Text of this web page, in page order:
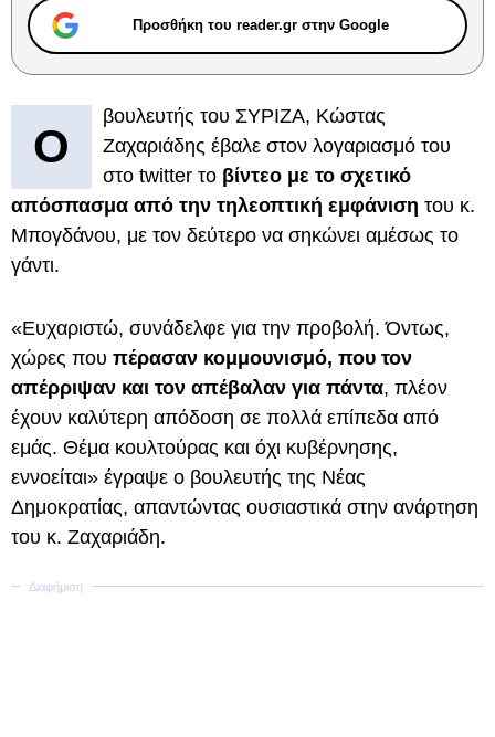
Προσθήκη του reader.gr στην Google
Ο
βουλευτής του ΣΥΡΙΖΑ, Κώστας
Ζαχαριάδης έβαλε στον λογαριασμό του
στο twitter το βίντεο με το σχετικό
απόσπασμα από την τηλεοπτική εμφάνιση του κ.
Μπογδάνου, με τον δεύτερο να σηκώνει αμέσως το
γάντι.
«Ευχαριστώ, συνάδελφε για την προβολή. Όντως,
χώρες που πέρασαν κομμουνισμό, που τον
απέρριψαν και τον απέβαλαν για πάντα, πλέον
έχουν καλύτερη απόδοση σε πολλά επίπεδα από
εμάς. Θέμα κουλτούρας και όχι κυβέρνησης,
εννοείται» έγραψε ο βουλευτής της Νέας
Δημοκρατίας, απαντώντας ουσιαστικά στην ανάρτηση
του κ. Ζαχαριάδη.